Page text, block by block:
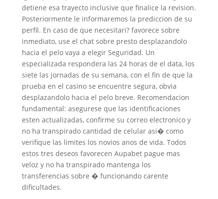
detiene esa trayecto inclusive que finalice la revision.
Posteriormente le informaremos la prediccion de su
perfil. En caso de que necesitari? favorece sobre
inmediato, use el chat sobre presto desplazandolo
hacia el pelo vaya a elegir Seguridad. Un
especializada respondera las 24 horas de el data, los
siete las jornadas de su semana, con el fin de que la
prueba en el casino se encuentre segura, obvia
desplazandolo hacia el pelo breve. Recomendacion
fundamental: asegurese que las identificaciones
esten actualizadas, confirme su correo electronico y
no ha transpirado cantidad de celular asi� como
verifique las limites los novios anos de vida. Todos
estos tres deseos favorecen Aupabet pague mas
veloz y no ha transpirado mantenga los
transferencias sobre � funcionando carente
dificultades.